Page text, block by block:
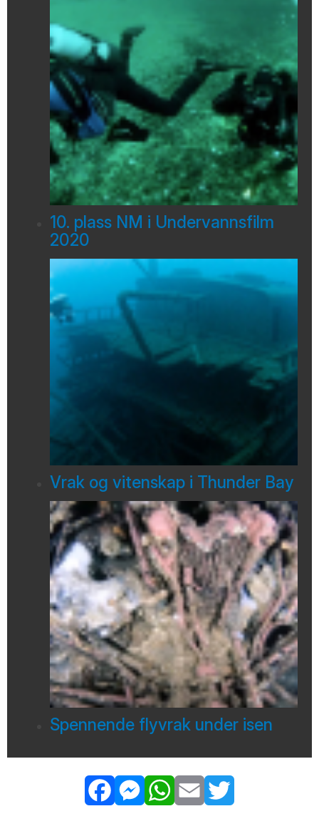
10. plass NM i Undervannsfilm
2020
Vrak og vitenskap i Thunder Bay
Spennende flyvrak under isen